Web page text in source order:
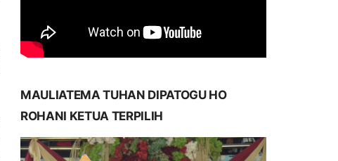
MAULIATEMA TUHAN DIPATOGU HO
ROHANI KETUA TERPILIH